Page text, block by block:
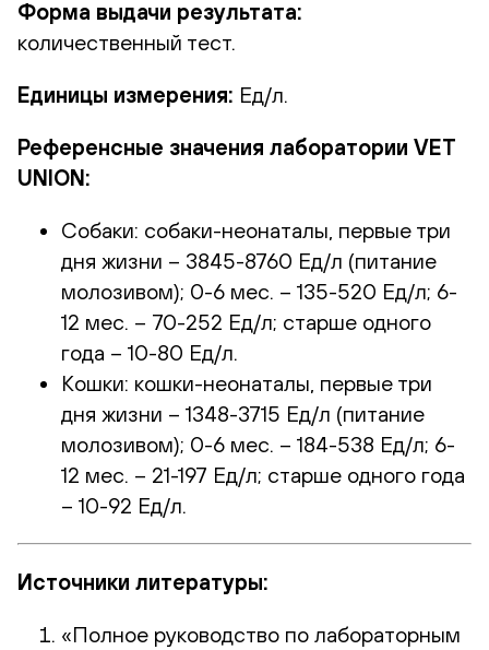
Форма выдачи результата:
количественный тест.
Единицы измерения: Ед/л.
Референсные значения лаборатории VET
UNION:
Собаки: собаки-неонаталы, первые три
дня жизни – 3845-8760 Ед/л (питание
молозивом); 0-6 мес. – 135-520 Ед/л; 6-
12 мес. – 70-252 Ед/л; старше одного
года – 10-80 Ед/л.
Кошки: кошки-неонаталы, первые три
дня жизни – 1348-3715 Ед/л (питание
молозивом); 0-6 мес. – 184-538 Ед/л; 6-
12 мес. – 21-197 Ед/л; старше одного года
– 10-92 Ед/л.
Источники литературы:
«Полное руководство по лабораторным